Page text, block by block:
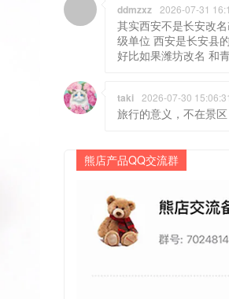
ddmzxz 2026-07-31
其实西安不是长安改
级单位 西安是长安县
好比如果潍坊改名 和
taki 2026-07-30 15:06:31
旅行的意义，不在景
熊店产品QQ交流群